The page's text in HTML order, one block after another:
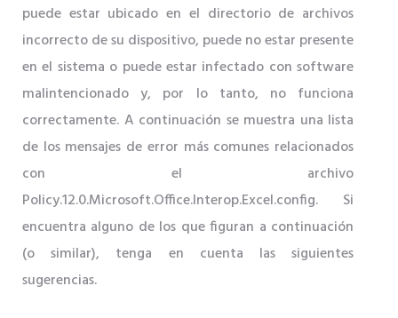
puede estar ubicado en el directorio de archivos
incorrecto de su dispositivo, puede no estar presente
en el sistema o puede estar infectado con software
malintencionado y, por lo tanto, no funciona
correctamente. A continuación se muestra una lista
de los mensajes de error más comunes relacionados
con el archivo
Policy.12.0.Microsoft.Office.Interop.Excel.config. Si
encuentra alguno de los que figuran a continuación
(o similar), tenga en cuenta las siguientes
sugerencias.